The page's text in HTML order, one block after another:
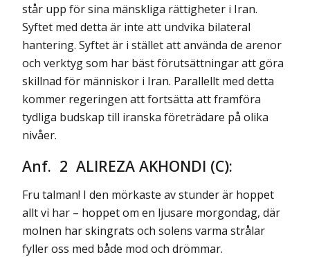
står upp för sina mänskliga rättigheter i Iran.
Syftet med detta är inte att undvika bilateral
hantering. Syftet är i stället att använda de arenor
och verktyg som har bäst förutsättningar att göra
skillnad för människor i Iran. Parallellt med detta
kommer regeringen att fortsätta att framföra
tydliga budskap till iranska företrädare på olika
nivåer.
Anf. 2 ALIREZA AKHONDI (C):
Fru talman! I den mörkaste av stunder är hoppet
allt vi har – hoppet om en ljusare morgondag, där
molnen har skingrats och solens varma strålar
fyller oss med både mod och drömmar.